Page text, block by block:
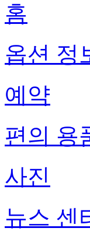
홈
옵션 정
예약
편의 용
사진
뉴스 센